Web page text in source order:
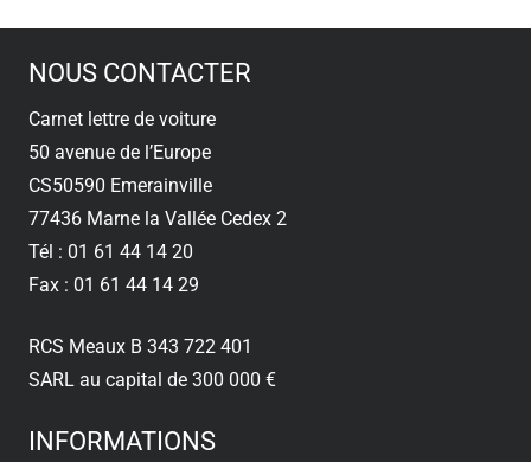
NOUS CONTACTER
Carnet lettre de voiture
50 avenue de l’Europe
CS50590 Emerainville
77436 Marne la Vallée Cedex 2
Tél : 01 61 44 14 20
Fax : 01 61 44 14 29
RCS Meaux B 343 722 401
SARL au capital de 300 000 €
INFORMATIONS